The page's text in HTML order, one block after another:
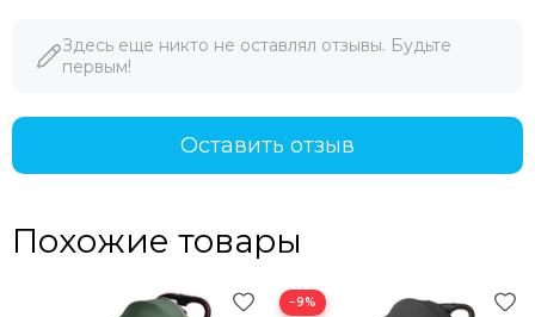
Здесь еще никто не оставлял отзывы. Будьте
первым!
Оставить отзыв
Похожие товары
−9%